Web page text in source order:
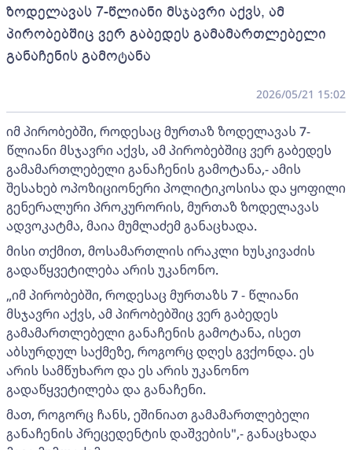
ზოდელავას 7-წლიანი მსჯავრი აქვს, ამ
პირობებშიც ვერ გაბედეს გამამართლებელი
განაჩენის გამოტანა
2026/05/21 15:02
იმ პირობებში, როდესაც მურთაზ ზოდელავას 7-
წლიანი მსჯავრი აქვს, ამ პირობებშიც ვერ გაბედეს
გამამართლებელი განაჩენის გამოტანა,- ამის
შესახებ ოპოზიციონერი პოლიტიკოსისა და ყოფილი
გენერალური პროკურორის, მურთაზ ზოდელავას
ადვოკატმა, მაია მუმლაძემ განაცხადა.
მისი თქმით, მოსამართლის ირაკლი ხუსკივაძის
გადაწყვეტილება არის უკანონო.
„იმ პირობებში, როდესაც მურთაზს 7 - წლიანი
მსჯავრი აქვს, ამ პირობებშიც ვერ გაბედეს
გამამართლებელი განაჩენის გამოტანა, ისეთ
აბსურდულ საქმეზე, როგორც დღეს გვქონდა. ეს
არის სამწუხარო და ეს არის უკანონო
გადაწყვეტილება და განაჩენი.
მათ, როგორც ჩანს, ეშინიათ გამამართლებელი
განაჩენის პრეცედენტის დაშვების",- განაცხადა